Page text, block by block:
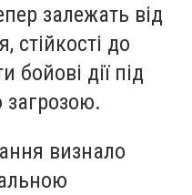
залежать від
стійкості до
бойові дії під
загрозою.
визнало